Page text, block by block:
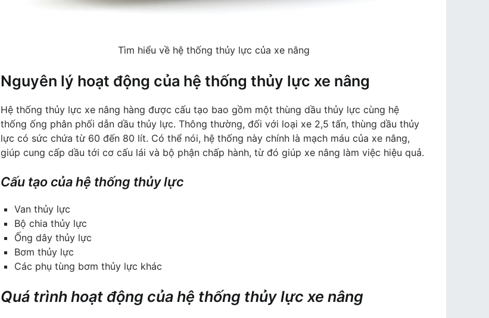
Tìm hiểu về hệ thống thủy lực của xe nâng
Nguyên lý hoạt động của hệ thống thủy lực xe nâng
Hệ thống thủy lực xe nâng hàng được cấu tạo bao gồm một thùng dầu thủy lực cùng hệ
thống ống phân phối dẫn dầu thủy lực. Thông thường, đối với loại xe 2,5 tấn, thùng dầu thủy
lực có sức chứa từ 60 đến 80 lít. Có thể nói, hệ thống này chính là mạch máu của xe nâng,
giúp cung cấp dầu tới cơ cấu lái và bộ phận chấp hành, từ đó giúp xe nâng làm việc hiệu quả.
Cấu tạo của hệ thống thủy lực
Van thủy lực
Bộ chia thủy lực
Ống dây thủy lực
Bơm thủy lực
Các phụ tùng bơm thủy lực khác
Quá trình hoạt động của hệ thống thủy lực xe nâng